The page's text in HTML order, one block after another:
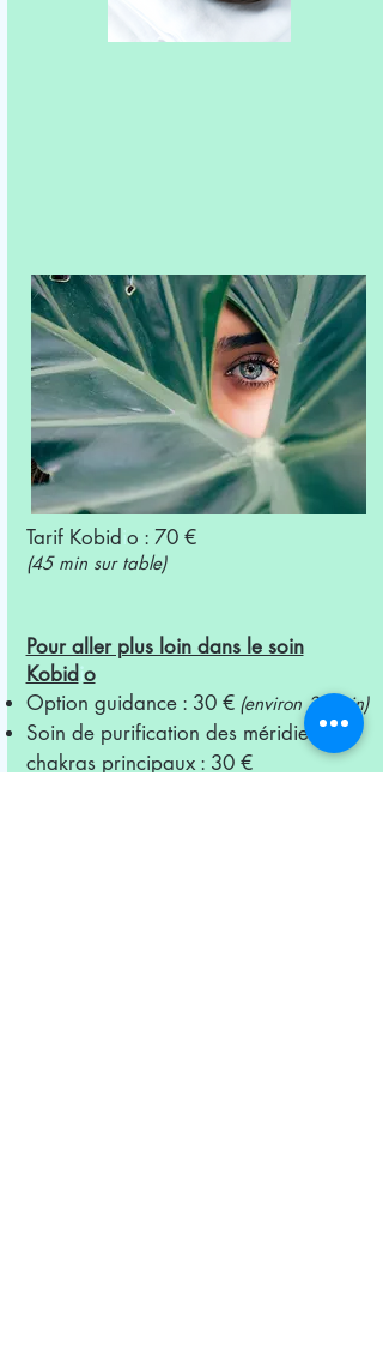
Kobidio
Tarif Kobid o : 70 €
(45 min sur table)
Pour aller plus loin dans le soin
Kobidio
Option guidance : 30 € (environ 30 min)
Soin de purification des méridiens et
chakras principaux : 30 €